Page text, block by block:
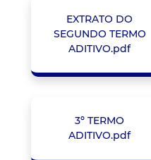
EXTRATO DO
SEGUNDO TERMO
ADITIVO.pdf
3º TERMO
ADITIVO.pdf